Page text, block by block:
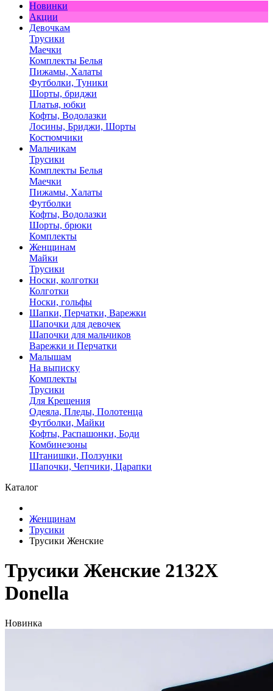
Новинки
Акции
Девочкам
Трусики
Маечки
Комплекты Белья
Пижамы, Халаты
Футболки, Туники
Шорты, бриджи
Платья, юбки
Кофты, Водолазки
Лосины, Бриджи, Шорты
Костюмчики
Мальчикам
Трусики
Комплекты Белья
Маечки
Пижамы, Халаты
Футболки
Кофты, Водолазки
Шорты, брюки
Комплекты
Женщинам
Майки
Трусики
Носки, колготки
Колготки
Носки, гольфы
Шапки, Перчатки, Варежки
Шапочки для девочек
Шапочки для мальчиков
Варежки и Перчатки
Малышам
На выписку
Комплекты
Трусики
Для Крещения
Одеяла, Пледы, Полотенца
Футболки, Майки
Кофты, Распашонки, Боди
Комбинезоны
Штанишки, Ползунки
Шапочки, Чепчики, Царапки
Каталог
Женщинам
Трусики
Трусики Женские
Трусики Женские 2132X
Donella
Новинка